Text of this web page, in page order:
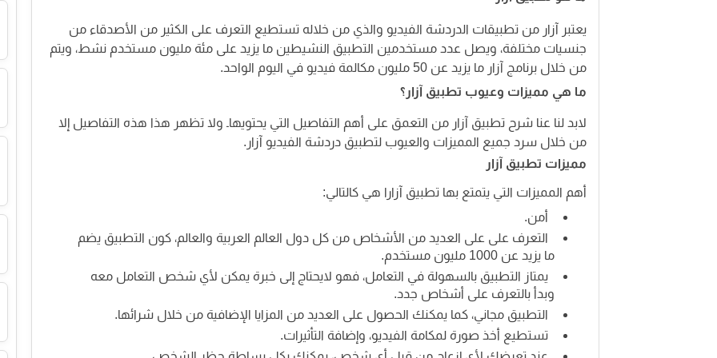
يعتبر آزار من تطبيقات الدردشة الفيديو والذي من خلاله تستطيع التعرف على الكثير من الأصدقاء من
جنسيات مختلفة، ويصل عدد مستخدمين التطبيق النشيطين ما يزيد على مئة مليون مستخدم نشط، ويتم
من خلال برنامج آزار ما يزيد عن 50 مليون مكالمة فيديو في اليوم الواحد.
ما هي مميزات وعيوب تطبيق آزار؟
لابد لنا عنا شرح تطبيق آزار من التعمق على أهم التفاصيل التي يحتويهاـ ولا تظهر هذا هذه التفاصيل إلا
من خلال سرد جميع المميزات والعيوب لتطبيق دردشة الفيديو آزار.
مميزات تطبيق آزار
أهم المميزات التي يتمتع بها تطبيق آزارا هي كالتالي:
أمن.
التعرف على على العديد من الأشخاص من كل دول العالم العربية والعالم، كون التطبيق يضم
ما يزيد عن 1000 مليون مستخدم.
يمتاز التطبيق بالسهولة في التعامل، فهو لايحتاج إلى خبرة يمكن لأي شخص التعامل معه
وبدأ بالتعرف على أشخاص جدد.
التطبيق مجاني، كما يمكنك الحصول على العديد من المزايا الإضافية من خلال شرائها.
تستطيع أخذ صورة لمكامة الفيديو، وإضافة التأثيرات.